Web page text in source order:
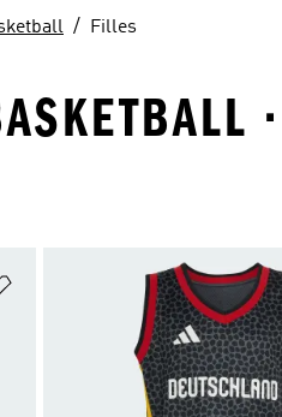
Filles
Ajouter à la Liste de produits